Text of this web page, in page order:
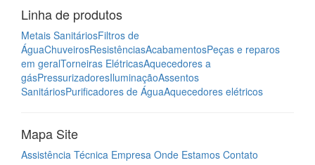
Linha de produtos
Metais SanitáriosFiltros de
ÁguaChuveirosResistênciasAcabamentosPeças e reparos
em geralTorneiras ElétricasAquecedores a
gásPressurizadoresIluminaçãoAssentos
SanitáriosPurificadores de ÁguaAquecedores elétricos
Mapa Site
Assistência Técnica Empresa Onde Estamos Contato